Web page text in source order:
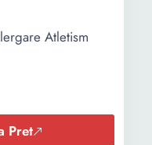
Atletism
Pret